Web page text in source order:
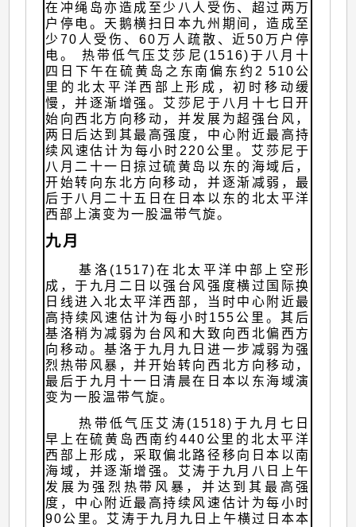
在冲绳岛亦造成至少八人受伤、超过两万
户停电。天鹅横扫日本九州期间，造成至
少70人受伤、60万人疏散、近50万户停
电。 热带低气压艾莎尼(1516)于八月十
四日下午在硫黄岛之东南偏东约2 510公
里的北太平洋西部上形成，初时移动缓
慢，并逐渐增强。艾莎尼于八月十七日开
始向西北方向移动，并发展为超强台风，
两日后达到其最高强度，中心附近最高持
续风速估计为每小时220公里。艾莎尼于
八月二十一日掠过硫黄岛以东的海域后，
开始转向东北方向移动，并逐渐减弱，最
后于八月二十五日在日本以东的北太平洋
西部上演变为一股温带气旋。
九月
基洛(1517)在北太平洋中部上空形
成，于九月二日以强台风强度横过国际换
日线进入北太平洋西部，当时中心附近最
高持续风速估计为每小时155公里。其后
基洛稍为减弱为台风和大致向西北偏西方
向移动。基洛于九月九日进一步减弱为强
烈热带风暴，并开始转向西北方向移动，
最后于九月十一日清晨在日本以东海域演
变为一股温带气旋。
热带低气压艾涛(1518)于九月七日
早上在硫黄岛西南约440公里的北太平洋
西部上形成，采取偏北路径移向日本以南
海域，并逐渐增强。艾涛于九月八日上午
发展为强烈热带风暴，并达到其最高强
度，中心附近最高持续风速估计为每小时
90公里。艾涛于九月九日上午横过日本本